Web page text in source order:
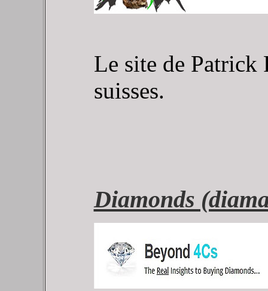
Le site de Patrick
suisses.
Diamonds